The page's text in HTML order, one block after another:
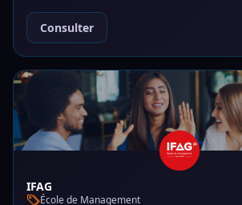
Consulter
IFAG
École de Management